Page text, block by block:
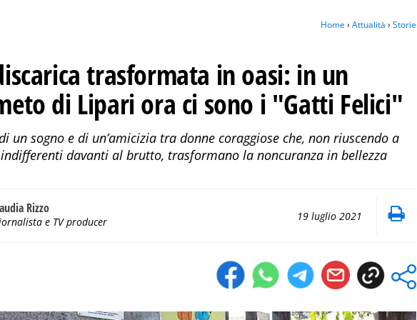
Home› Attualità › Storie
trasformata in oasi: in un
di Lipari ora ci sono i "Gatti Felici"
un sogno e di un’amicizia tra donne coraggiose che, non riuscendo a
davanti al brutto, trasformano la noncuranza in bellezza
Rizzo
e TV producer 19 luglio 2021